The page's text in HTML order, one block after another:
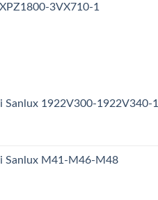
3VX710-1
Sanlux 1922V300-1922V340-
Sanlux M41-M46-M48